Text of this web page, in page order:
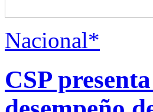
Nacional*
CSP